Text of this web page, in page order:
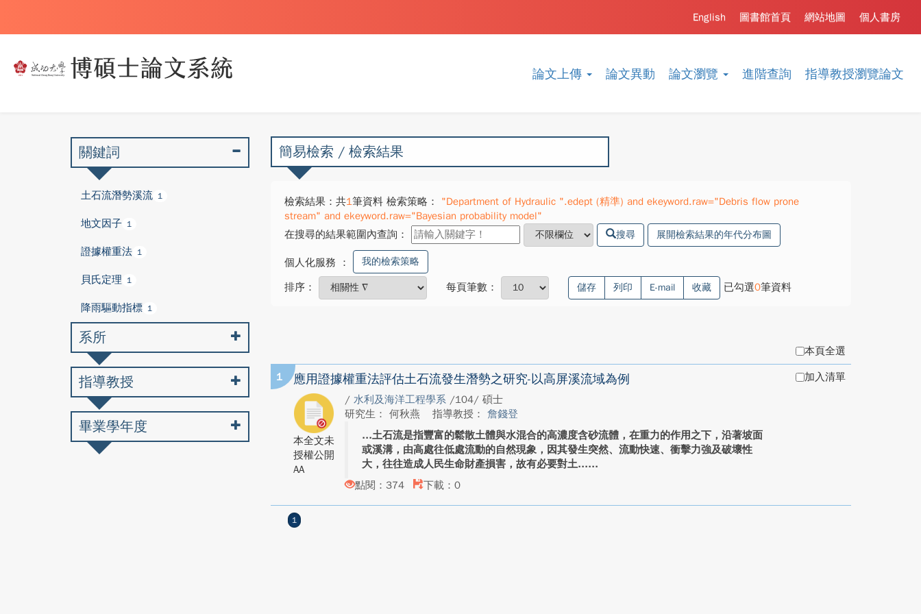
論文上傳 論文異動 論文瀏覽 進階查詢 指導教授瀏覽論文
個人書房
網站地圖
圖書館首頁
English
簡易檢索 / 檢索結果
檢索結果：共1筆資料 檢索策略：
"Department of Hydraulic ".edept (精準) and ekeyword.raw="Debris flow prone
stream" and ekeyword.raw="Bayesian probability model"
在搜尋的結果範圍內查詢：
搜尋 展開檢索結果的年代分布圖
個人化服務 ： 我的檢索策略
排序： 每頁筆數： 儲存 列印 E-mail 收藏 已勾選0筆資料
本頁全選
1 應用證據權重法評估土石流發生潛勢之研究-以高屏溪流域為例
本全文未
授權公開
AA
/ 水利及海洋工程學系 /104/ 碩士
研究生： 何秋燕
指導教授： 詹錢登
土石流是指豐富的鬆散土體與水混合的高濃度含砂流體，在重力的作用之下，沿著坡面
或溪溝，由高處往低處流動的自然現象，因其發生突然、流動快速、衝擊力強及破壞性
大，往往造成人民生命財產損害，故有必要對土...
點閱：374
下載：0
加入清單
1
關鍵詞
土石流潛勢溪流 1
地文因子 1
證據權重法 1
貝氏定理 1
降雨驅動指標 1
系所
指導教授
畢業學年度